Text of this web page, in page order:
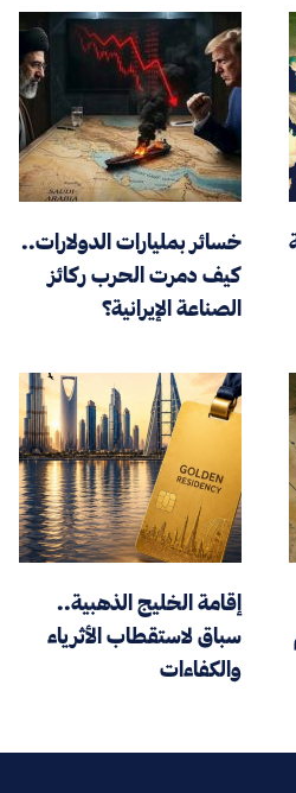
خسائر بمليارات الدولارات..
كيف دمرت الحرب ركائز
الصناعة الإيرانية؟
إقامة الخليج الذهبية..
سباق لاستقطاب الأثرياء
والكفاءات